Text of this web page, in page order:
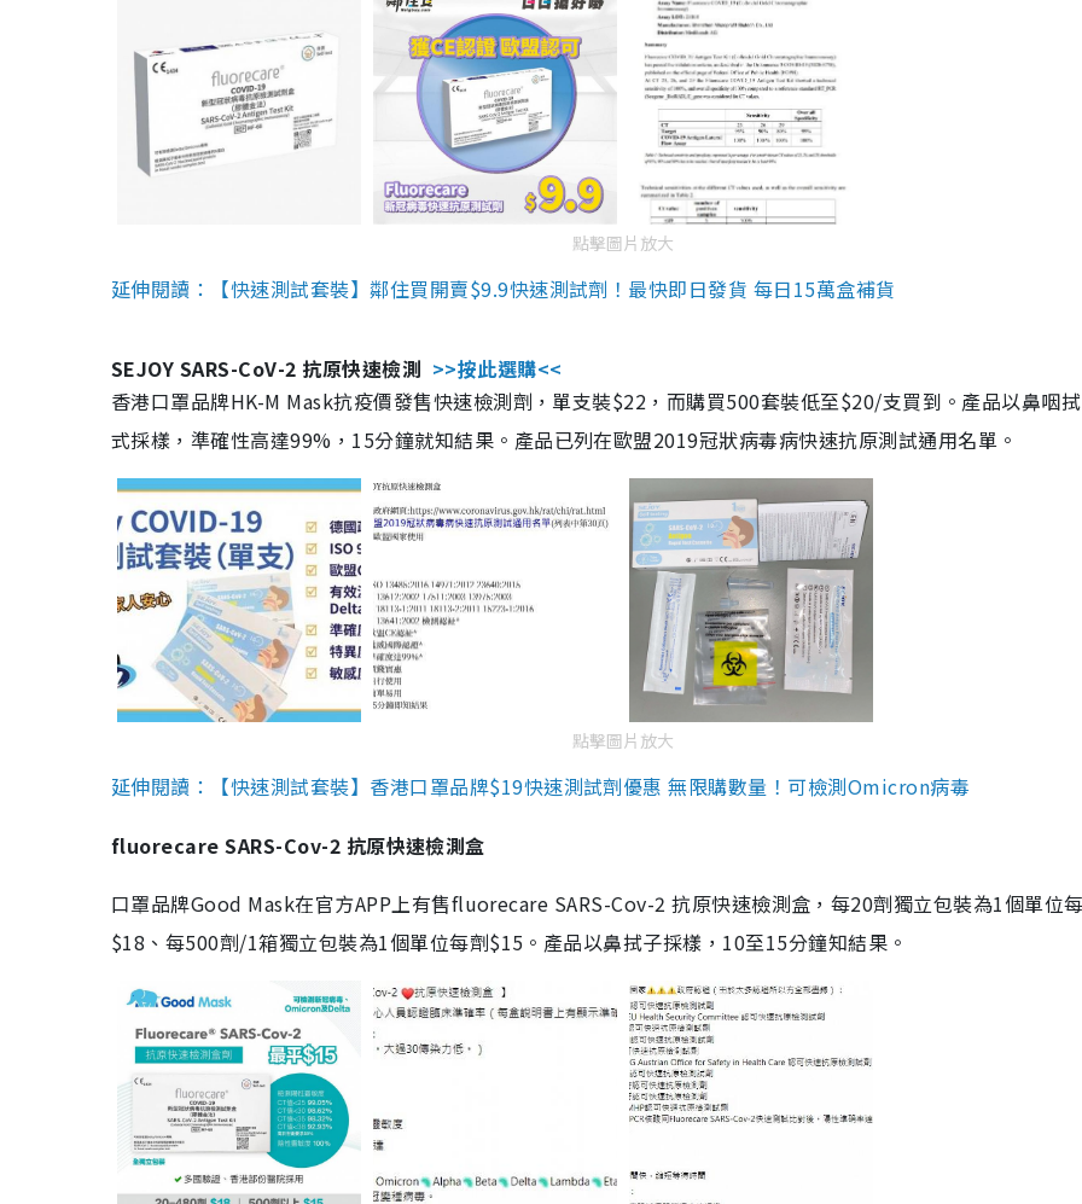
點擊圖片放大
延伸閱讀：【快速測試套裝】鄰住買開賣$9.9快速測試劑！最快即日發貨 每日15萬盒補貨
SEJOY SARS-CoV-2 抗原快速檢測 >>按此選購<<
香港口罩品牌HK-M Mask抗疫價發售快速檢測劑，單支裝$22，而購買500套裝低至$20/支買到。產品以鼻咽
式採樣，準確性高達99%，15分鐘就知結果。產品已列在歐盟2019冠狀病毒病快速抗原測試通用名單。
點擊圖片放大
延伸閱讀：【快速測試套裝】香港口罩品牌$19快速測試劑優惠 無限購數量！可檢測Omicron病毒
fluorecare SARS-Cov-2 抗原快速檢測盒
口罩品牌Good Mask在官方APP上有售fluorecare SARS-Cov-2 抗原快速檢測盒，每20劑獨立包裝為1個單位
$18、每500劑/1箱獨立包裝為1個單位每劑$15。產品以鼻拭子採樣，10至15分鐘知結果。